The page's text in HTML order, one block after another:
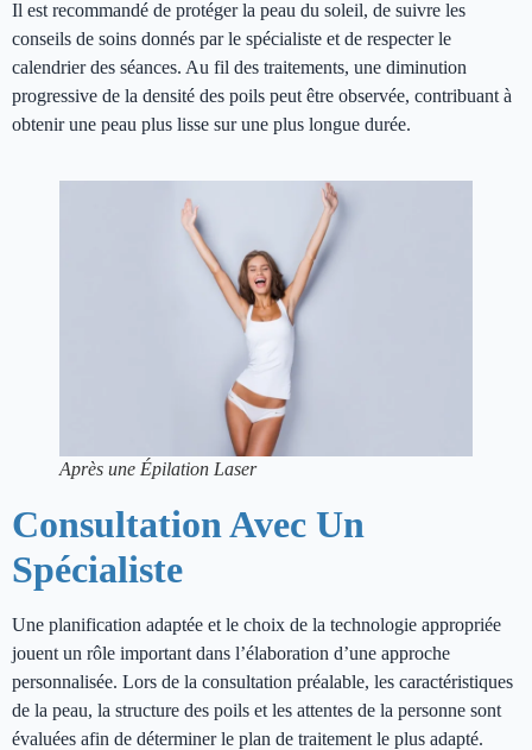
Il est recommandé de protéger la peau du soleil, de suivre les
conseils de soins donnés par le spécialiste et de respecter le
calendrier des séances. Au fil des traitements, une diminution
progressive de la densité des poils peut être observée, contribuant à
obtenir une peau plus lisse sur une plus longue durée.
Après une Épilation Laser
Consultation Avec Un
Spécialiste
Une planification adaptée et le choix de la technologie appropriée
jouent un rôle important dans l’élaboration d’une approche
personnalisée. Lors de la consultation préalable, les caractéristiques
de la peau, la structure des poils et les attentes de la personne sont
évaluées afin de déterminer le plan de traitement le plus adapté.